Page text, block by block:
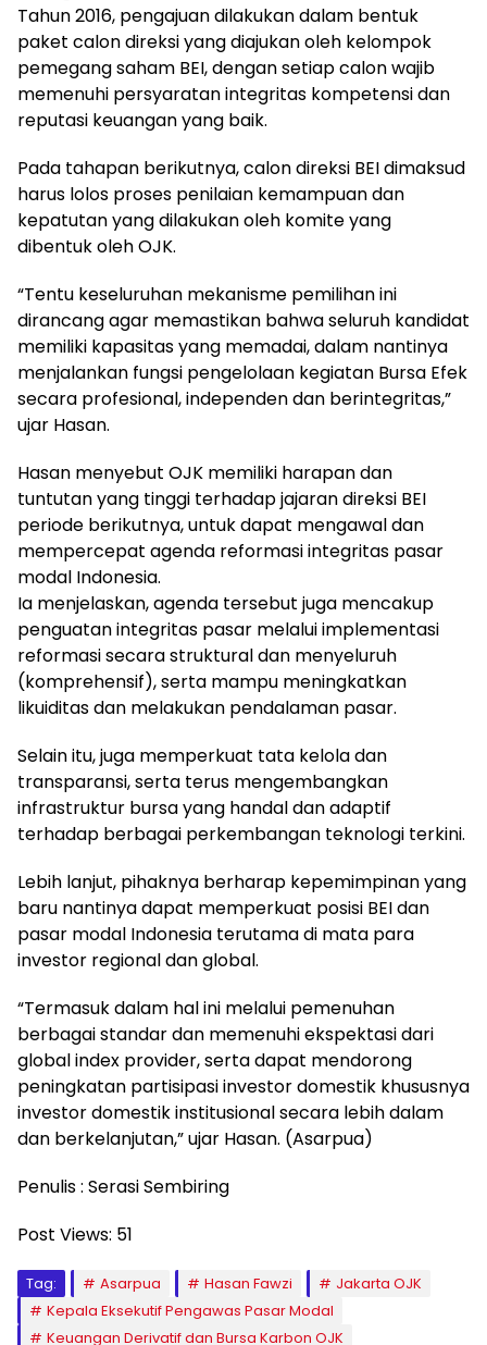
Tahun 2016, pengajuan dilakukan dalam bentuk
paket calon direksi yang diajukan oleh kelompok
pemegang saham BEI, dengan setiap calon wajib
memenuhi persyaratan integritas kompetensi dan
reputasi keuangan yang baik.
Pada tahapan berikutnya, calon direksi BEI dimaksud
harus lolos proses penilaian kemampuan dan
kepatutan yang dilakukan oleh komite yang
dibentuk oleh OJK.
“Tentu keseluruhan mekanisme pemilihan ini
dirancang agar memastikan bahwa seluruh kandidat
memiliki kapasitas yang memadai, dalam nantinya
menjalankan fungsi pengelolaan kegiatan Bursa Efek
secara profesional, independen dan berintegritas,”
ujar Hasan.
Hasan menyebut OJK memiliki harapan dan
tuntutan yang tinggi terhadap jajaran direksi BEI
periode berikutnya, untuk dapat mengawal dan
mempercepat agenda reformasi integritas pasar
modal Indonesia.
Ia menjelaskan, agenda tersebut juga mencakup
penguatan integritas pasar melalui implementasi
reformasi secara struktural dan menyeluruh
(komprehensif), serta mampu meningkatkan
likuiditas dan melakukan pendalaman pasar.
Selain itu, juga memperkuat tata kelola dan
transparansi, serta terus mengembangkan
infrastruktur bursa yang handal dan adaptif
terhadap berbagai perkembangan teknologi terkini.
Lebih lanjut, pihaknya berharap kepemimpinan yang
baru nantinya dapat memperkuat posisi BEI dan
pasar modal Indonesia terutama di mata para
investor regional dan global.
“Termasuk dalam hal ini melalui pemenuhan
berbagai standar dan memenuhi ekspektasi dari
global index provider, serta dapat mendorong
peningkatan partisipasi investor domestik khususnya
investor domestik institusional secara lebih dalam
dan berkelanjutan,” ujar Hasan. (Asarpua)
Penulis : Serasi Sembiring
Post Views: 51
Tag: Asarpua Hasan Fawzi
Jakarta OJK
Kepala Eksekutif Pengawas Pasar Modal
Keuangan Derivatif dan Bursa Karbon OJK